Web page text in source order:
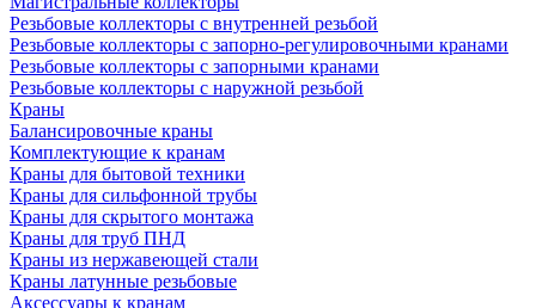
Резьбовые коллекторы с внутренней резьбой
Резьбовые коллекторы с запорно-регулировочными кранами
Резьбовые коллекторы с запорными кранами
Резьбовые коллекторы с наружной резьбой
Краны
Балансировочные краны
Комплектующие к кранам
Краны для бытовой техники
Краны для сильфонной трубы
Краны для скрытого монтажа
Краны для труб ПНД
Краны из нержавеющей стали
Краны латунные резьбовые
Аксессуары к кранам